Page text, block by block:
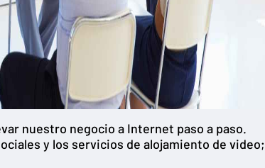
nuestro negocio a Internet paso a paso.
y los servicios de alojamiento de video;